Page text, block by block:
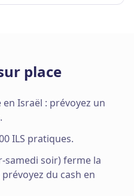
place
en Israël : prévoyez un
ILS pratiques.
samedi soir) ferme la
du cash en